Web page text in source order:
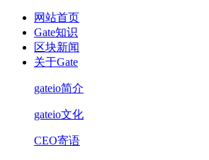
网站首页
Gate知识
区块新闻
关于Gate
gateio简介
gateio文化
CEO寄语